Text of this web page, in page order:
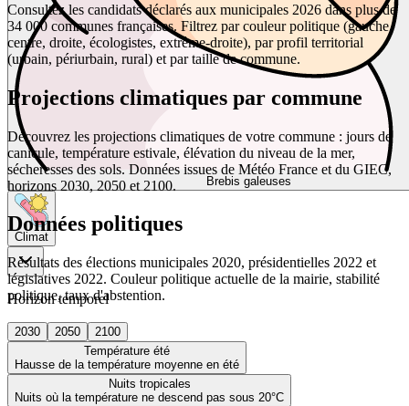
Brebis galeuses
Climat
Horizon temporel
2030 2050
2100
Température été
Hausse de la température moyenne en été
Nuits tropicales
Nuits où la température ne descend pas sous 20°C
Consultez les candidats déclarés aux municipales 2026 dans plus de
34 000 communes françaises. Filtrez par couleur politique (gauche,
centre, droite, écologistes, extrême-droite), par profil territorial
(urbain, périurbain, rural) et par taille de commune.
Projections climatiques par commune
Découvrez les projections climatiques de votre commune : jours de
canicule, température estivale, élévation du niveau de la mer,
sécheresses des sols. Données issues de Météo France et du GIEC,
horizons 2030, 2050 et 2100.
Données politiques
Résultats des élections municipales 2020, présidentielles 2022 et
législatives 2022. Couleur politique actuelle de la mairie, stabilité
politique, taux d'abstention.